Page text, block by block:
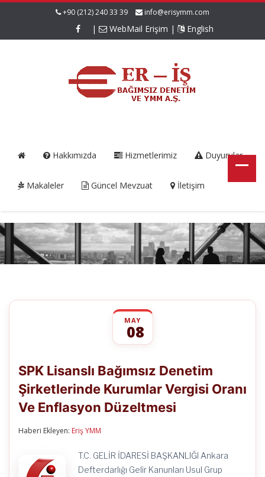
+90 (212) 240 33 39 info@erisymm.com
| WebMail Erişim | English
Hakkımızda Hizmetlerimiz Duyurular
Makaleler Güncel Mevzuat İletişim
MAY
08
Bağımsız
Denetim
Şirketlerinde
Vergisi
Düzeltmesi
için
SPK Lisanslı Bağımsız Denetim
Şirketlerinde Kurumlar Vergisi Oranı
Ve Enflasyon Düzeltmesi
Haberi Ekleyen: Eriş YMM
T.C. GELİR İDARESİ BAŞKANLIĞI Ankara
Defterdarlığı Gelir Kanunları Usul Grup